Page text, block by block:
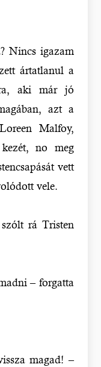
Nincs igazam
ártatlanul a
aki már jó
azt a
Malfoy,
no meg
vett
vele.
rá Tristen
– forgatta
magad! –